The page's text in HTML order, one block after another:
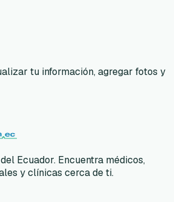
tu información, agregar fotos y
Ecuador. Encuentra médicos,
y clínicas cerca de ti.